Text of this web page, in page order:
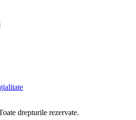
drepturile rezervate.